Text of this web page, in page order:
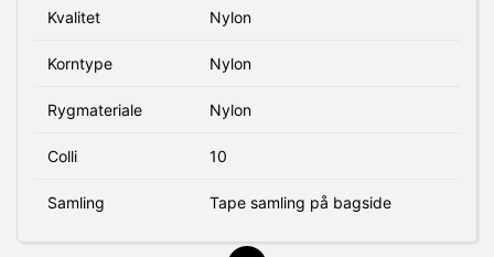
Kvalitet Nylon
Korntype Nylon
Rygmateriale Nylon
Colli 10
Samling Tape samling på bagside